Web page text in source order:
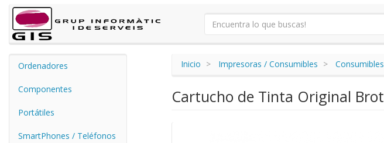
Ordenadores
Componentes
Portátiles
SmartPhones / Teléfonos
Inicio Impresoras / Consumibles
Cartucho de Tinta Original